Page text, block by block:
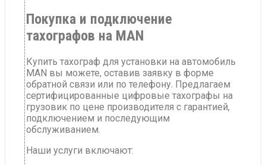
Покупка и подключение
тахографов на MAN
Купить тахограф для установки на автомобиль
MAN вы можете, оставив заявку в форме
обратной связи или по телефону. Предлагаем
сертифицированные цифровые тахографы на
грузовик по цене производителя с гарантией,
подключением и последующим
обслуживанием.
Наши услуги включают: